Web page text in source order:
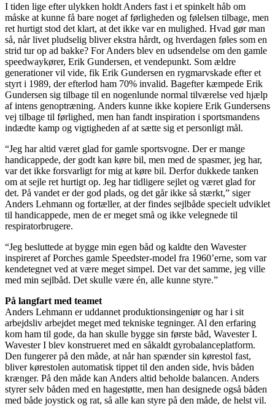
I tiden lige efter ulykken holdt Anders fast i et spinkelt håb om
måske at kunne få bare noget af førligheden og følelsen tilbage, men
ret hurtigt stod det klart, at det ikke var en mulighed. Hvad gør man
så, når livet pludselig bliver ekstra hårdt, og hverdagen føles som en
strid tur op ad bakke? For Anders blev en udsendelse om den gamle
speedwaykører, Erik Gundersen, et vendepunkt. Som ældre
generationer vil vide, fik Erik Gundersen en rygmarvskade efter et
styrt i 1989, der efterlod ham 70% invalid. Bagefter kæmpede Erik
Gundersen sig tilbage til en nogenlunde normal tilværelse ved hjælp
af intens genoptræning. Anders kunne ikke kopiere Erik Gundersens
vej tilbage til førlighed, men han fandt inspiration i sportsmandens
indædte kamp og vigtigheden af at sætte sig et personligt mål.
“Jeg har altid været glad for gamle sportsvogne. Der er mange
handicappede, der godt kan køre bil, men med de spasmer, jeg har,
var det ikke forsvarligt for mig at køre bil. Derfor dukkede tanken
om at sejle ret hurtigt op. Jeg har tidligere sejlet og været glad for
det. På vandet er der god plads, og det går ikke så stærkt,” siger
Anders Lehmann og fortæller, at der findes sejlbåde specielt udviklet
til handicappede, men de er meget små og ikke velegnede til
respiratorbrugere.
“Jeg besluttede at bygge min egen båd og kaldte den Wavester
inspireret af Porches gamle Speedster-model fra 1960’erne, som var
kendetegnet ved at være meget simpel. Det var det samme, jeg ville
med min sejlbåd. Det skulle være én, alle kunne styre.”
På langfart med teamet
Anders Lehmann er uddannet produktionsingeniør og har i sit
arbejdsliv arbejdet meget med tekniske tegninger. Al den erfaring
kom ham til gode, da han skulle bygge sin første båd, Wavester I.
Wavester I blev konstrueret med en såkaldt gyrobalanceplatform.
Den fungerer på den måde, at når han spænder sin kørestol fast,
bliver kørestolen automatisk tippet til den anden side, hvis båden
krænger. På den måde kan Anders altid beholde balancen. Anders
styrer selv båden med en hagestøtte, men han designede også båden
med både joystick og rat, så alle kan styre på den måde, de helst vil.